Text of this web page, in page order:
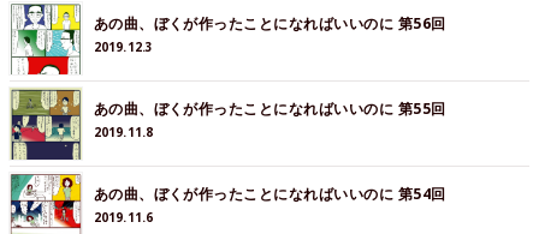
あの曲、ぼくが作ったことになればいいのに 第56回
2019.12.3
あの曲、ぼくが作ったことになればいいのに 第55回
2019.11.8
あの曲、ぼくが作ったことになればいいのに 第54回
2019.11.6